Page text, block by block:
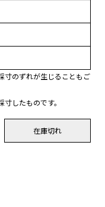
のずれが生じることもご
したものです。
在庫切れ